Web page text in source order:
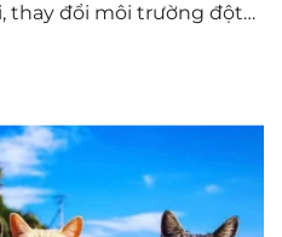
thay đổi môi trường đột